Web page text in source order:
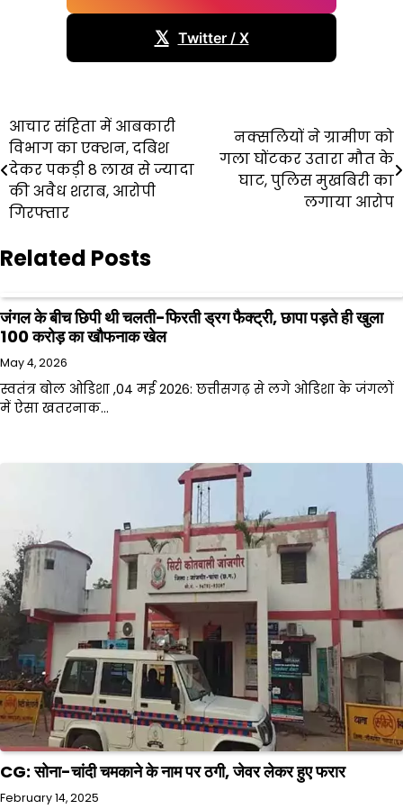
𝕏 Twitter / X
Post
navigation
आचार संहिता में आबकारी
विभाग का एक्शन, दबिश
देकर पकड़ी 8 लाख से ज्यादा
की अवैध शराब, आरोपी
गिरफ्तार
नक्सलियों ने ग्रामीण को
गला घोंटकर उतारा मौत के
घाट, पुलिस मुखबिरी का
लगाया आरोप
Related Posts
जंगल के बीच छिपी थी चलती-फिरती ड्रग फैक्ट्री, छापा पड़ते ही खुला
100 करोड़ का खौफनाक खेल
May 4, 2026
स्वतंत्र बोल ओडिशा ,04 मई 2026: छत्तीसगढ़ से लगे ओडिशा के जंगलों
में ऐसा खतरनाक…
CG: सोना-चांदी चमकाने के नाम पर ठगी, जेवर लेकर हुए फरार
February 14, 2025